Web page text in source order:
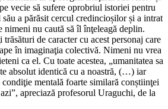
vecie să sufere oprobriul istoriei pentru
a părăsit cercul credincioșilor și a intrat
nu caută să îl înţeleagă deplin.
de caracter cu acest personaj care
în imaginaţia colectivă. Nimeni nu vrea
ca el. Cu toate acestea, „umanitatea sa
absolut identică cu a noastră, (…) iar
condiţie mentală foarte similară conștiinţei
apreciază profesorul Uraguchi, de la